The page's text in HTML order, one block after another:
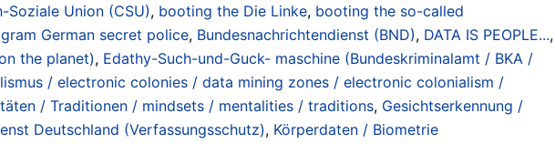
Union (CSU), booting the Die Linke, booting the so-called
German secret police, Bundesnachrichtendienst (BND), DATA IS PEOPLE...,
the planet), Edathy-Such-und-Guck- maschine (Bundeskriminalamt / BKA /
/ electronic colonies / data mining zones / electronic colonialism /
/ Traditionen / mindsets / mentalities / traditions, Gesichtserkennung /
Deutschland (Verfassungsschutz), Körperdaten / Biometrie